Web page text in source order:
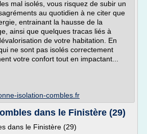
mal isolés, vous risquez de subir un
au quotidien à ne citer que
entrainant la hausse de la
ainsi que quelques tracas liés à
de votre habitation. En
ne sont pas isolés correctement
votre confort tout en impactant...
isolation-combles.fr
dans le Finistère (29)
dans le Finistère (29)